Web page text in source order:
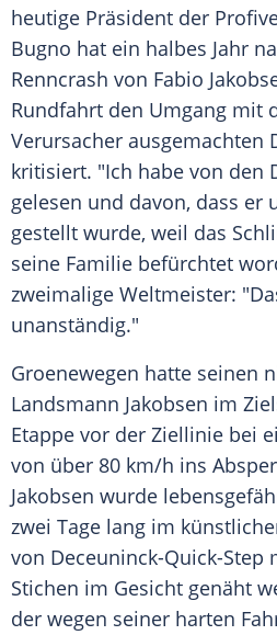
heutige Präsident der
Bugno hat ein halbes Jahr
Renncrash von Fabio
Rundfahrt den Umgang mit
Verursacher ausgemachten
kritisiert. "Ich habe von den
gelesen und davon, dass er
gestellt wurde, weil das
seine Familie befürchtet
zweimalige Weltmeister:
unanständig."
Groenewegen hatte seinen
Landsmann Jakobsen im
Etappe vor der Ziellinie bei
von über 80 km/h ins
Jakobsen wurde
zwei Tage lang im
von Deceuninck-Quick-Step
Stichen im Gesicht genäht
der wegen seiner harten